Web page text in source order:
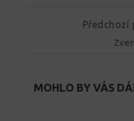
Předchozí
MOHLO BY VÁS